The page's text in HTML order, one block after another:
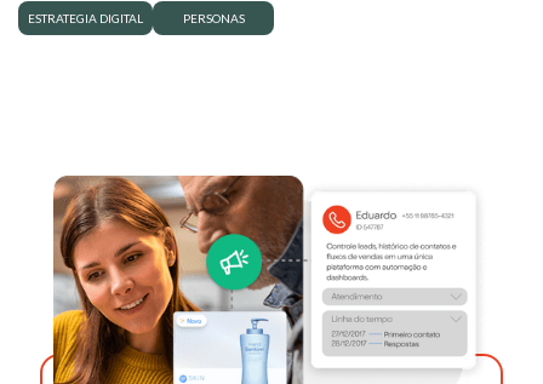
ESTRATEGIA DIGITAL PERSONAS